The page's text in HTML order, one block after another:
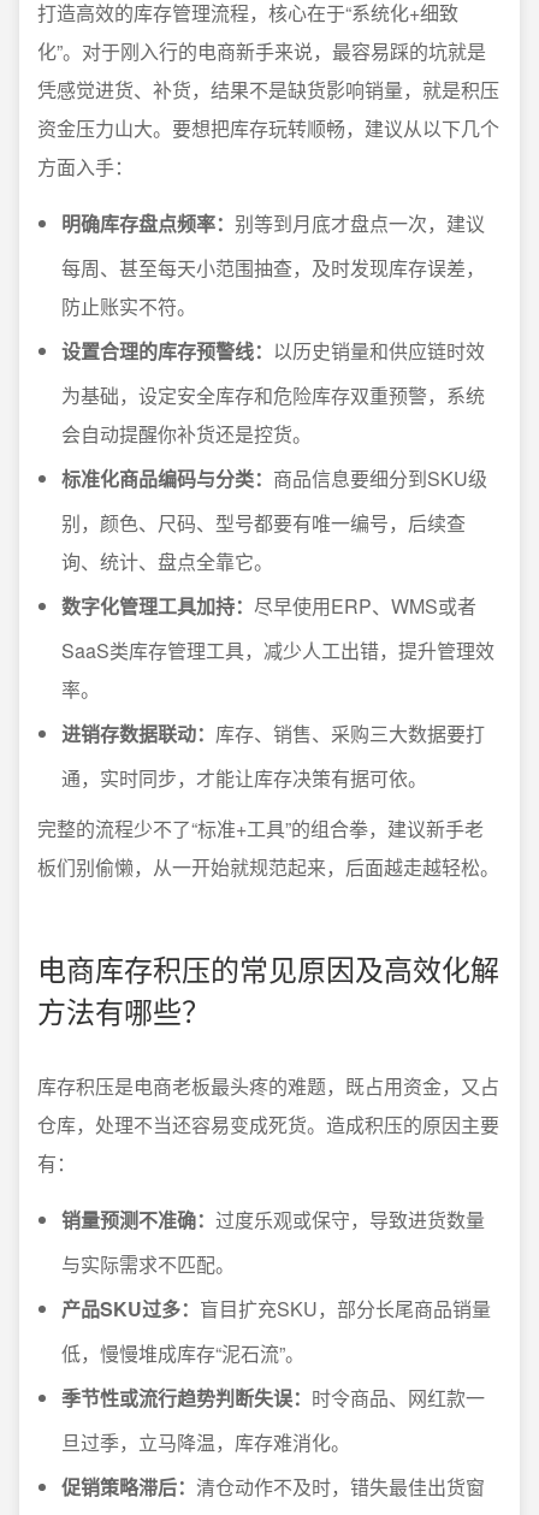
打造高效的库存管理流程，核心在于“系统化+细致
化”。对于刚入行的电商新手来说，最容易踩的坑就是
凭感觉进货、补货，结果不是缺货影响销量，就是积压
资金压力山大。要想把库存玩转顺畅，建议从以下几个
方面入手：
明确库存盘点频率： 别等到月底才盘点一次，建议
每周、甚至每天小范围抽查，及时发现库存误差，
防止账实不符。
设置合理的库存预警线： 以历史销量和供应链时效
为基础，设定安全库存和危险库存双重预警，系统
会自动提醒你补货还是控货。
标准化商品编码与分类： 商品信息要细分到SKU级
别，颜色、尺码、型号都要有唯一编号，后续查
询、统计、盘点全靠它。
数字化管理工具加持： 尽早使用ERP、WMS或者
SaaS类库存管理工具，减少人工出错，提升管理效
率。
进销存数据联动： 库存、销售、采购三大数据要打
通，实时同步，才能让库存决策有据可依。
完整的流程少不了“标准+工具”的组合拳，建议新手老
板们别偷懒，从一开始就规范起来，后面越走越轻松。
电商库存积压的常见原因及高效化解
方法有哪些？
库存积压是电商老板最头疼的难题，既占用资金，又占
仓库，处理不当还容易变成死货。造成积压的原因主要
有：
销量预测不准确： 过度乐观或保守，导致进货数量
与实际需求不匹配。
产品SKU过多： 盲目扩充SKU，部分长尾商品销量
低，慢慢堆成库存“泥石流”。
季节性或流行趋势判断失误： 时令商品、网红款一
旦过季，立马降温，库存难消化。
促销策略滞后： 清仓动作不及时，错失最佳出货窗